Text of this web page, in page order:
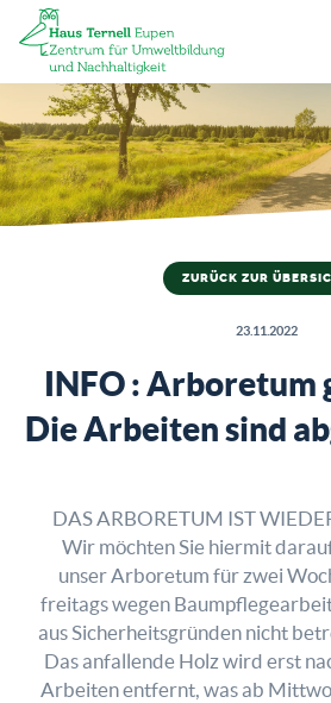
ZURÜCK ZUR
23.11.2022
INFO : Arboretum
Die Arbeiten sind
DAS ARBORETUM IST
Wir möchten Sie hiermit
unser Arboretum für zwei
freitags wegen
aus Sicherheitsgründen nicht
Das anfallende Holz wird erst
Arbeiten entfernt, was ab